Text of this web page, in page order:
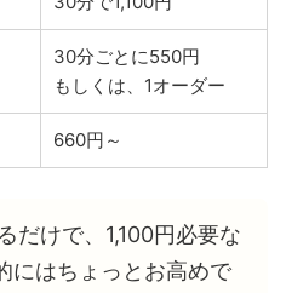
30分ごとに550円
もしくは、1オーダー
660円～
だけで、1,100円必要な
にはちょっとお高めで